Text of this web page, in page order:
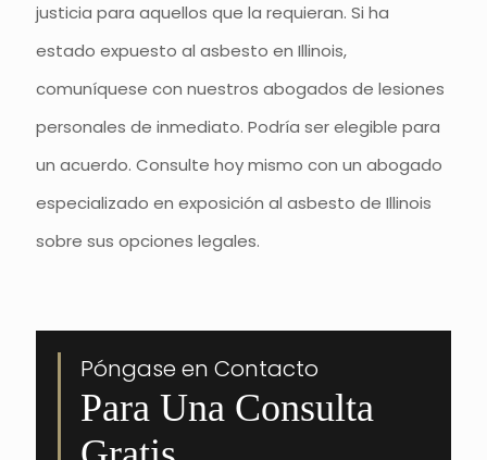
justicia para aquellos que la requieran. Si ha
estado expuesto al asbesto en Illinois,
comuníquese con nuestros abogados de lesiones
personales de inmediato. Podría ser elegible para
un acuerdo. Consulte hoy mismo con un abogado
especializado en exposición al asbesto de Illinois
sobre sus opciones legales.
Póngase en Contacto
Para Una Consulta